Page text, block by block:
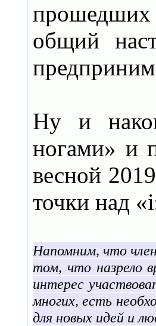
прошедших
общий
Ну и
ногами» и
весной
точки над
Напомним, что
том, что назрело
интерес
многих, есть
для новых идей и